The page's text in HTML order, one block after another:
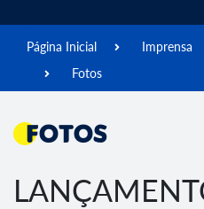
Página Inicial Imprensa
Fotos
Fotos